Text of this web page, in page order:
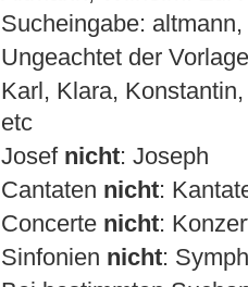
Sucheingabe:
Ungeachtet der
Karl, Klara,
etc
Josef nicht: Joseph
Cantaten nicht:
Concerte nicht:
Sinfonien nicht: